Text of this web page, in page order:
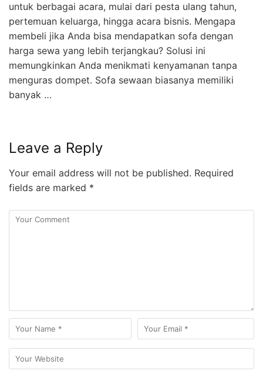
untuk berbagai acara, mulai dari pesta ulang tahun,
pertemuan keluarga, hingga acara bisnis. Mengapa
membeli jika Anda bisa mendapatkan sofa dengan
harga sewa yang lebih terjangkau? Solusi ini
memungkinkan Anda menikmati kenyamanan tanpa
menguras dompet. Sofa sewaan biasanya memiliki
banyak …
Leave a Reply
Your email address will not be published. Required
fields are marked *